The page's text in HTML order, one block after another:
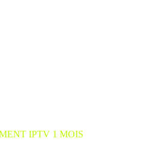
IPTV 1 MOIS